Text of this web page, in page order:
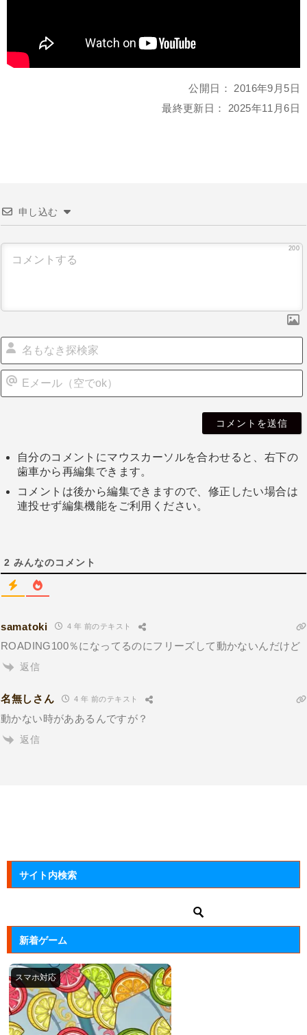
公開日：2016年9月5日
最終更新日： 2025年11月6日
申し込む
200
自分のコメントにマウスカーソルを合わせると、右下の
歯車から再編集できます。
コメントは後から編集できますので、修正したい場合は
連投せず編集機能をご利用ください。
2 みんなのコメント
samatoki 4 年 前のテキスト
ROADING100％になってるのにフリーズして動かないんだけど
返信
名無しさん 4 年 前のテキスト
動かない時がああるんですが？
返信
サイト内検索
新着ゲーム